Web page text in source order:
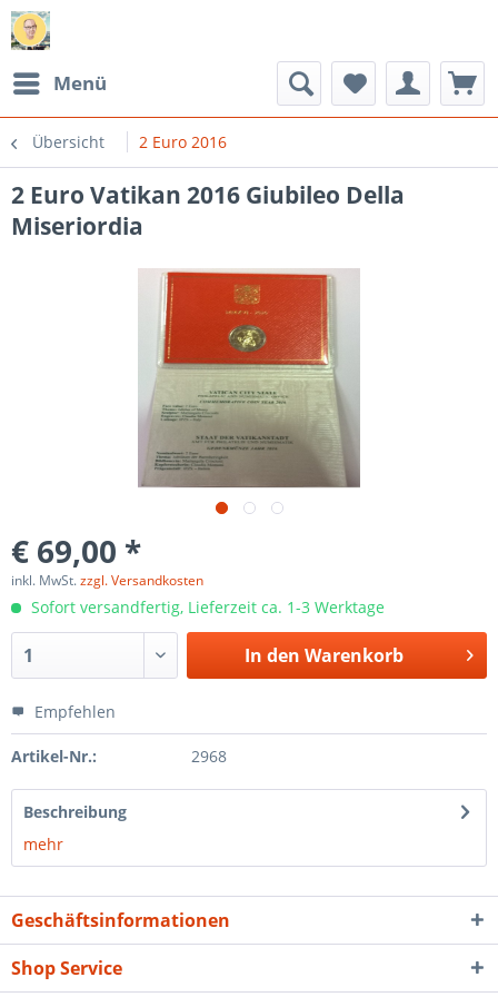
Menü
Übersicht 2 Euro 2016
2 Euro Vatikan 2016 Giubileo Della
Miseriordia
€ 69,00 *
inkl. MwSt.zzgl. Versandkosten
Sofort versandfertig, Lieferzeit ca. 1-3 Werktage
In den Warenkorb
Empfehlen
Artikel-Nr.: 2968
Beschreibung
mehr
Geschäftsinformationen
Shop Service